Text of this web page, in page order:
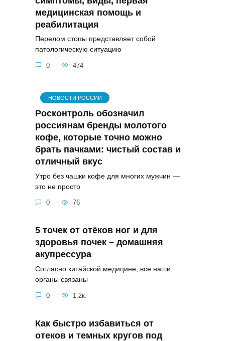
медицинская помощь и
реабилитация
Перелом стопы представляет собой
патологическую ситуацию
0 474
НОВОСТИ РОССИИ
Росконтроль обозначил
россиянам бренды молотого
кофе, которые точно можно
брать пачками: чистый состав и
отличный вкус
Утро без чашки кофе для многих мужчин —
это не просто
0 76
5 точек от отёков ног и для
здоровья почек – домашняя
акупрессура
Согласно китайской медицине, все наши
органы связаны
0 1.2к.
Как быстро избавиться от
отеков и темных кругов под